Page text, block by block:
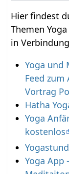
Hier findest
Themen
in
Yoga und
Feed
Vortrag
Hatha
Yoga
kostenlos
Yoga App